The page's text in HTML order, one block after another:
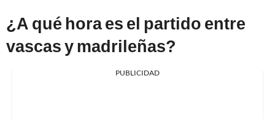
¿A qué hora es el partido entre
vascas y madrileñas?
PUBLICIDAD